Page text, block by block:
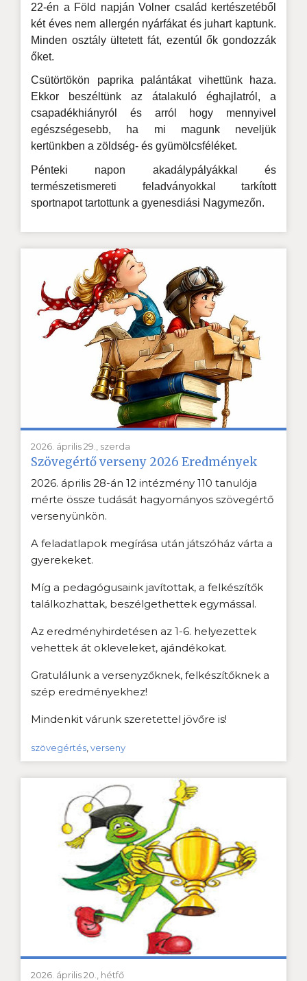
22-én a Föld napján Volner család kertészetéből
két éves nem allergén nyárfákat és juhart kaptunk.
Minden osztály ültetett fát, ezentúl ők gondozzák
őket.
Csütörtökön paprika palántákat vihettünk haza.
Ekkor beszéltünk az átalakuló éghajlatról, a
csapadékhiányról és arról hogy mennyivel
egészségesebb, ha mi magunk neveljük
kertünkben a zöldség- és gyümölcsféléket.
Pénteki napon akadálypályákkal és
természetismereti feladványokkal tarkított
sportnapot tartottunk a gyenesdiási Nagymezőn.
2026. április 29., szerda
Szövegértő verseny 2026 Eredmények
2026. április 28-án 12 intézmény 110 tanulója
mérte össze tudását hagyományos szövegértő
versenyünkön.
A feladatlapok megírása után játszóház várta a
gyerekeket.
Míg a pedagógusaink javítottak, a felkészítők
találkozhattak, beszélgethettek egymással.
Az eredményhirdetésen az 1-6. helyezettek
vehettek át okleveleket, ajándékokat.
Gratulálunk a versenyzőknek, felkészítőknek a
szép eredményekhez!
Mindenkit várunk szeretettel jövőre is!
szövegértés verseny
2026. április 20., hétfő